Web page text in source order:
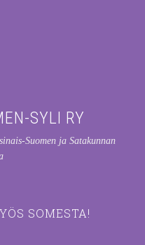
SYLI RY
Suomen ja Satakunnan
SOMESTA!